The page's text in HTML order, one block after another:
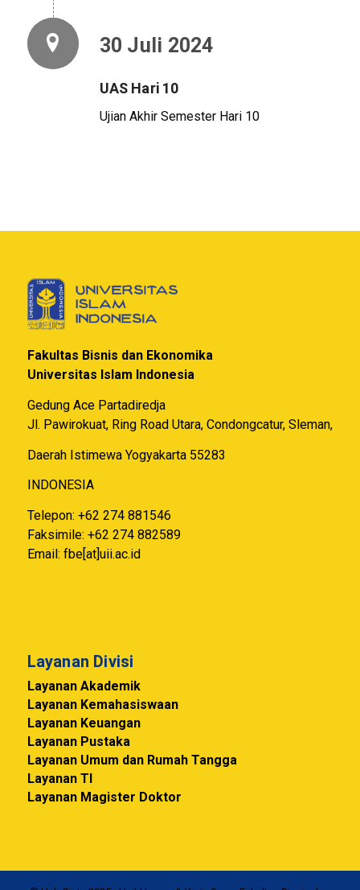
30 Juli 2024
UAS Hari 10
Ujian Akhir Semester Hari 10
Fakultas Bisnis dan Ekonomika
Universitas Islam Indonesia
Gedung Ace Partadiredja
Jl. Pawirokuat, Ring Road Utara, Condongcatur, Sleman,
Daerah Istimewa Yogyakarta 55283
INDONESIA
Telepon: +62 274 881546
Faksimile: +62 274 882589
Email: fbe[at]uii.ac.id
Layanan Divisi
Layanan Akademik
Layanan Kemahasiswaan
Layanan Keuangan
Layanan Pustaka
Layanan Umum dan Rumah Tangga
Layanan TI
Layanan Magister Doktor